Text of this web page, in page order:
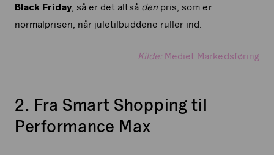
Black Friday, så er det altså den pris, som er
normalprisen, når juletilbuddene ruller ind.
Kilde: Mediet Markedsføring
2. Fra Smart Shopping til
Performance Max